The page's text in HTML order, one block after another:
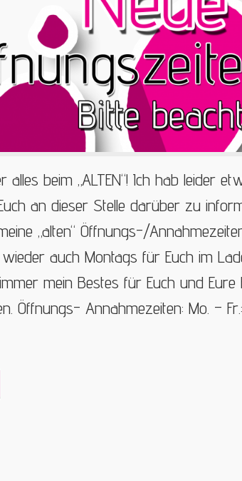
alles beim „ALTEN“! Ich hab leider
an dieser Stelle darüber zu
„alten“ Öffnungs-/
auch Montags für Euch im
mein Bestes für Euch und Eure
Öffnungs- Annahmezeiten: Mo. –